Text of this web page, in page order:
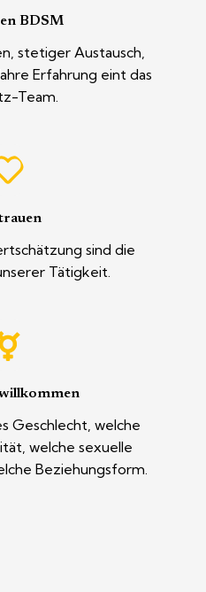
BDSM
stetiger Austausch,
Erfahrung eint das
Team.
sind die
Tätigkeit.
Geschlecht, welche
welche sexuelle
Beziehungsform.